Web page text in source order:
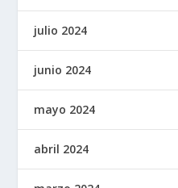
julio 2024
junio 2024
mayo 2024
abril 2024